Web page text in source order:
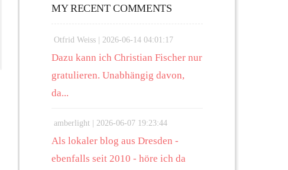
MY RECENT COMMENTS
Otfrid Weiss | 2026-06-14 04:01:17
Dazu kann ich Christian Fischer nur
gratulieren. Unabhängig davon,
da...
amberlight | 2026-06-07 19:23:44
Als lokaler blog aus Dresden -
ebenfalls seit 2010 - höre ich da